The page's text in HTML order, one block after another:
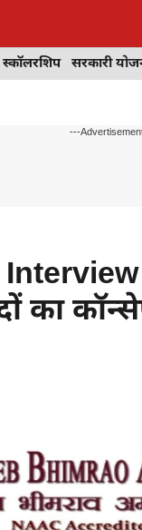
स्कॉलरशिप सरकारी
---
का